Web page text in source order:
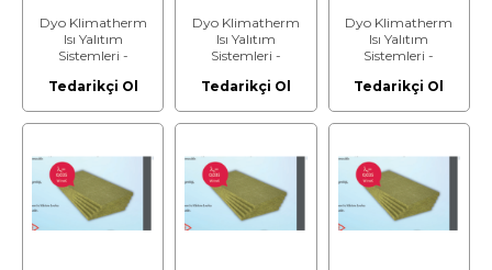
Dyo Klimatherm
Isı Yalıtım
Sistemleri -
Taşyünümaxi - Isı
Kalınlık: 10 cm
Tedarikçi Ol
Dyo Klimatherm
Isı Yalıtım
Sistemleri -
Taşyünümaxi - Isı
Kalınlık: 3 cm
Tedarikçi Ol
Dyo Klimatherm
Isı Yalıtım
Sistemleri -
Taşyünümaxi - Isı
Kalınlık: 4 cm
Tedarikçi Ol